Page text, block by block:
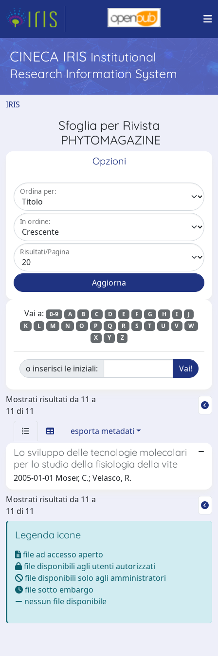
CINECA IRIS Institutional
Research Information System
IRIS
Sfoglia per Rivista
PHYTOMAGAZINE
Opzioni
Ordina per:
In ordine:
Risultati/Pagina
Vai a: 0-9 A B C D E F G H I
J
K
L M N O P Q R S T U V
W
X
Y Z
o inserisci le iniziali:
Mostrati risultati da 11 a
11 di 11
esporta metadati
Lo sviluppo delle tecnologie molecolari
per lo studio della fisiologia della vite
2005-01-01 Moser, C.; Velasco, R.
Mostrati risultati da 11 a
11 di 11
Legenda icone
file ad accesso aperto
file disponibili agli utenti autorizzati
file disponibili solo agli amministratori
file sotto embargo
nessun file disponibile